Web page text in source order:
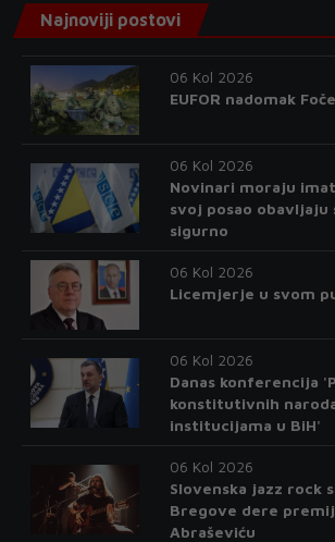
Najnoviji postovi
06 Kol 2026
EUFOR nadomak
06 Kol 2026
Novinari moraju
svoj posao obavljaju
sigurno
06 Kol 2026
Licemjerje u svom
06 Kol 2026
Danas konferencija
konstitutivnih
institucijama u BiH'
06 Kol 2026
Slovenska jazz rock
Bregove dere
Abraševiću